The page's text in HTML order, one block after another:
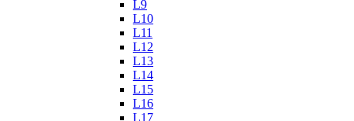
L9
L10
L11
L12
L13
L14
L15
L16
L17